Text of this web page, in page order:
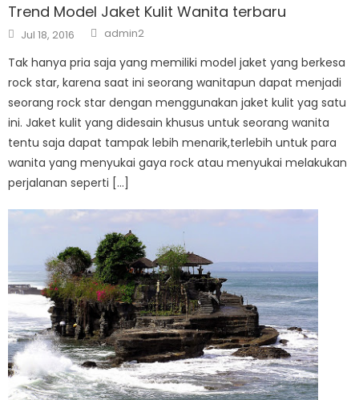
Trend Model Jaket Kulit Wanita terbaru
Posted
on
Jul 18, 2016 Author
admin2
Tak hanya pria saja yang memiliki model jaket yang berkesa
rock star, karena saat ini seorang wanitapun dapat menjadi
seorang rock star dengan menggunakan jaket kulit yag satu
ini. Jaket kulit yang didesain khusus untuk seorang wanita
tentu saja dapat tampak lebih menarik,terlebih untuk para
wanita yang menyukai gaya rock atau menyukai melakukan
perjalanan seperti […]